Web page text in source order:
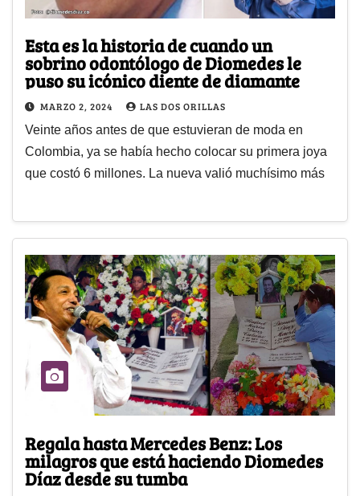
Esta es la historia de cuando un
sobrino odontólogo de Diomedes le
puso su icónico diente de diamante
MARZO 2, 2024 LAS DOS ORILLAS
Veinte años antes de que estuvieran de moda en
Colombia, ya se había hecho colocar su primera joya
que costó 6 millones. La nueva valió muchísimo más
Regala hasta Mercedes Benz: Los
milagros que está haciendo Diomedes
Díaz desde su tumba